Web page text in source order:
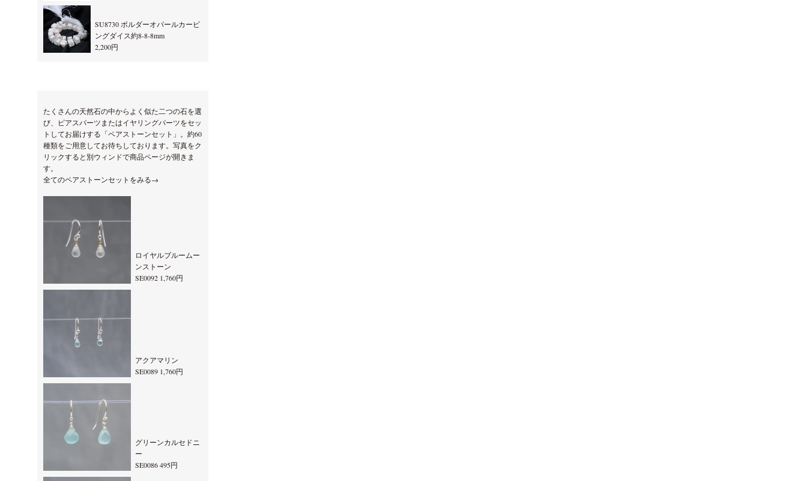
SU8730 ボルダーオパールカービ
ングダイス約8-8-8mm
2,200円
たくさんの天然石の中からよく似た二つの石を選
び、ピアスパーツまたはイヤリングパーツをセッ
トしてお届けする「ペアストーンセット」。約60
種類をご用意してお待ちしております。写真をク
リックすると別ウィンドで商品ページが開きま
す。
全てのペアストーンセットをみる→
ロイヤルブルームー
ンストーン
SE0092 1,760円
アクアマリン
SE0089 1,760円
グリーンカルセドニ
ー
SE0086 495円